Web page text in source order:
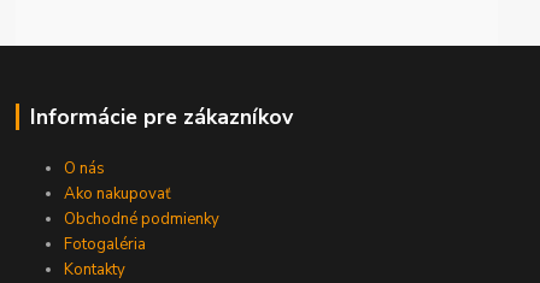
Informácie pre zákazníkov
O nás
Ako nakupovať
Obchodné podmienky
Fotogaléria
Kontakty